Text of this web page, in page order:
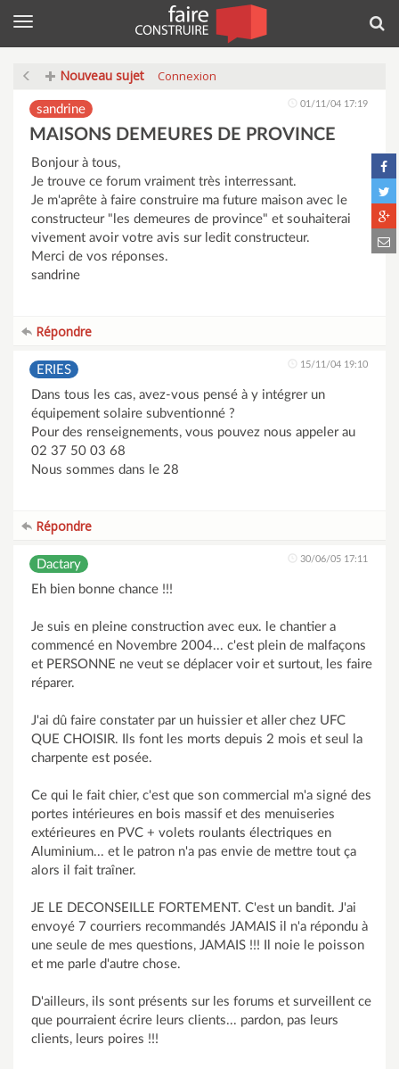
Menu
Nouveau sujet Connexion
sandrine 01/11/04 17:19
MAISONS DEMEURES DE PROVINCE
Bonjour à tous,
Je trouve ce forum vraiment très interressant.
Je m'aprête à faire construire ma future maison avec le
constructeur "les demeures de province" et souhaiterai
vivement avoir votre avis sur ledit constructeur.
Merci de vos réponses.
sandrine
Répondre
ERIES 15/11/04 19:10
Dans tous les cas, avez-vous pensé à y intégrer un
équipement solaire subventionné ?
Pour des renseignements, vous pouvez nous appeler au
02 37 50 03 68
Nous sommes dans le 28
Répondre
Dactary 30/06/05 17:11
Eh bien bonne chance !!!
Je suis en pleine construction avec eux. le chantier a
commencé en Novembre 2004... c'est plein de malfaçons
et PERSONNE ne veut se déplacer voir et surtout, les faire
réparer.
J'ai dû faire constater par un huissier et aller chez UFC
QUE CHOISIR. Ils font les morts depuis 2 mois et seul la
charpente est posée.
Ce qui le fait chier, c'est que son commercial m'a signé des
portes intérieures en bois massif et des menuiseries
extérieures en PVC + volets roulants électriques en
Aluminium... et le patron n'a pas envie de mettre tout ça
alors il fait traîner.
JE LE DECONSEILLE FORTEMENT. C'est un bandit. J'ai
envoyé 7 courriers recommandés JAMAIS il n'a répondu à
une seule de mes questions, JAMAIS !!! Il noie le poisson
et me parle d'autre chose.
D'ailleurs, ils sont présents sur les forums et surveillent ce
que pourraient écrire leurs clients... pardon, pas leurs
clients, leurs poires !!!